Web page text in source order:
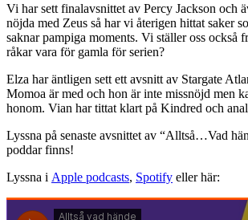
Vi har sett finalavsnittet av Percy Jackson och
nöjda med Zeus så har vi återigen hittat saker
saknar pampiga moments. Vi ställer oss också
råkar vara för gamla för serien?
Elza har äntligen sett ett avsnitt av Stargate
Momoa är med och hon är inte missnöjd men
honom. Vian har tittat klart på Kindred och
Lyssna på senaste avsnittet av “Alltså…Vad
poddar finns!
Lyssna i Apple podcasts, Spotify eller här: